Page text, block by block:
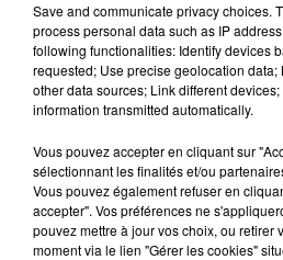
Save and communicate privacy choices.
process personal data such as IP
following functionalities: Identify devices
requested; Use precise geolocation
other data sources; Link different
information transmitted automatically.
Vous pouvez accepter en cliquant sur
sélectionnant les finalités et/ou
Vous pouvez également refuser en
accepter". Vos préférences ne
pouvez mettre à jour vos choix, ou retirer
moment via le lien "Gérer les cookies"